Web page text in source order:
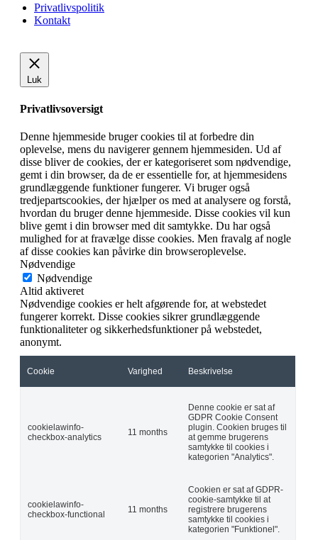
Privatlivspolitik
Kontakt
Luk
Privatlivsoversigt
Denne hjemmeside bruger cookies til at forbedre din
oplevelse, mens du navigerer gennem hjemmesiden. Ud af
disse bliver de cookies, der er kategoriseret som nødvendige,
gemt i din browser, da de er essentielle for, at hjemmesidens
grundlæggende funktioner fungerer. Vi bruger også
tredjepartscookies, der hjælper os med at analysere og forstå,
hvordan du bruger denne hjemmeside. Disse cookies vil kun
blive gemt i din browser med dit samtykke. Du har også
mulighed for at fravælge disse cookies. Men fravalg af nogle
af disse cookies kan påvirke din browseroplevelse.
Nødvendige
Nødvendige
Altid aktiveret
Nødvendige cookies er helt afgørende for, at webstedet
fungerer korrekt. Disse cookies sikrer grundlæggende
funktionaliteter og sikkerhedsfunktioner på webstedet,
anonymt.
Cookie Varighed Beskrivelse
cookielawinfo-
checkbox-analytics
11 months
Denne cookie er sat af
GDPR Cookie Consent
plugin. Cookien bruges til
at gemme brugerens
samtykke til cookies i
kategorien "Analytics".
cookielawinfo-
checkbox-functional
11 months
Cookien er sat af GDPR-
cookie-samtykke til at
registrere brugerens
samtykke til cookies i
kategorien "Funktionel".